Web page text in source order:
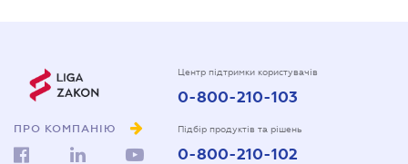
ПРО КОМПАНІЮ
Центр підтримки користувачів
0-800-210-103
Підбір продуктів та рішень
0-800-210-102